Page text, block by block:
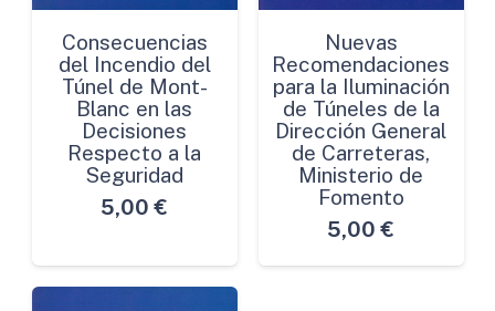
Consecuencias
del Incendio del
Túnel de Mont-
Blanc en las
Decisiones
Respecto a la
Seguridad
5,00 €
Nuevas
Recomendaciones
para la Iluminación
de Túneles de la
Dirección General
de Carreteras,
Ministerio de
Fomento
5,00 €